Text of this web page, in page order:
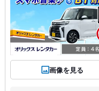
画像を見る